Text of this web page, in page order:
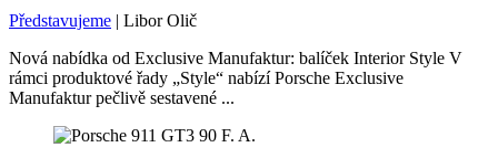
Představujeme | Libor Olič
Nová nabídka od Exclusive Manufaktur: balíček Interior Style V
rámci produktové řady „Style“ nabízí Porsche Exclusive
Manufaktur pečlivě sestavené ...